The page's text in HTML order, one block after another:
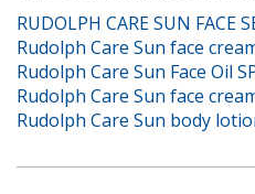
RUDOLPH CARE SUN FACE
Rudolph Care Sun face
Rudolph Care Sun Face Oil
Rudolph Care Sun face
Rudolph Care Sun body